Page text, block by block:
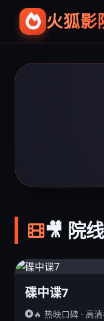
火狐影
🎥 院
碟中谍7
🔥 热映口碑 · 高清